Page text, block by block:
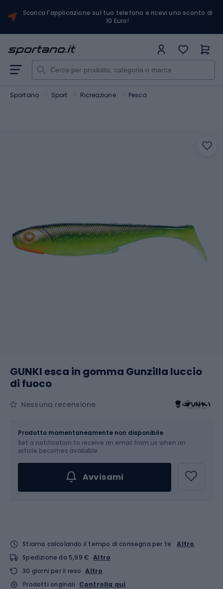
Scarica l'applicazione sul tuo telefono e ricevi uno sconto di
10 Euro!
Sportano Sport Ricreazione Pesca
GUNKI esca in gomma Gunzilla luccio
di fuoco
Nessuna recensione
Prodotto momentaneamente non disponibile
Set a notification to receive an email from us when an
article becomes available.
Avvisami
Stiamo calcolando il tempo di consegna per te
Altro
Spedizione da 5,99 € Altro
30 giorni per il reso Altro
Prodotti originali Controlla qui